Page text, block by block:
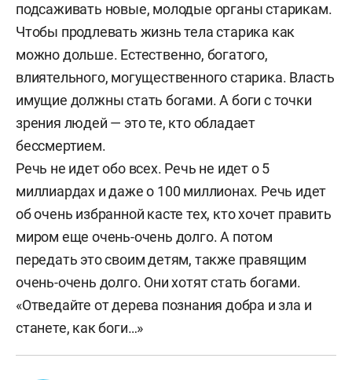
подсаживать новые, молодые органы старикам.
Чтобы продлевать жизнь тела старика как
можно дольше. Естественно, богатого,
влиятельного, могущественного старика. Власть
имущие должны стать богами. А боги с точки
зрения людей — это те, кто обладает
бессмертием.
Речь не идет обо всех. Речь не идет о 5
миллиардах и даже о 100 миллионах. Речь идет
об очень избранной касте тех, кто хочет править
миром еще очень-очень долго. А потом
передать это своим детям, также правящим
очень-очень долго. Они хотят стать богами.
«Отведайте от дерева познания добра и зла и
станете, как боги…»